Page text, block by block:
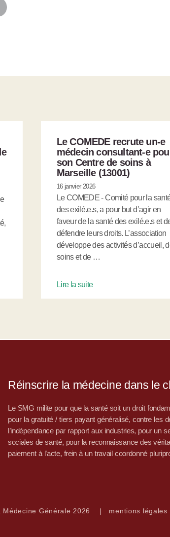
Le COMEDE recrute un-e
médecin consultant-e
son Centre de soins à
Marseille (13001)
16 janvier 2026
Le COMEDE - Comité pour la
des exilé.e.s, a pour but d’agir en
faveur de la santé des exilé.e.s et
défendre leurs droits. L’association
développe des activités d’accueil,
soins et de …
Lire la suite
Réinscrire la médecine dans le
Le SMG milite pour que la santé soit un droit
pour la gratuité / tiers payant généralisé, contre les
l’indépendance par rapport aux industries, pour un
sociales de santé, pour la reconnaissance des
paiement à l’acte, frein à un travail coordonné
Générale 2026 | mentions légales